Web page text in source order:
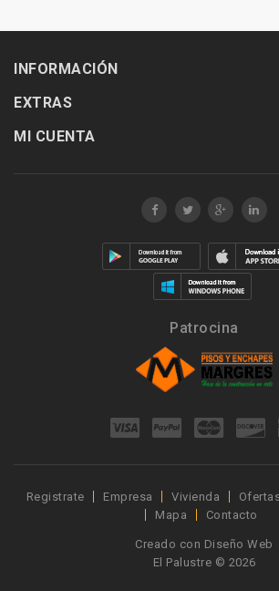
INFORMACIÓN
EXTRAS
MI CUENTA
Patrocina
Registrate Empresa Vivienda
Mapa
Contacto
Creado con Diseño Web
El Palustre © 2026